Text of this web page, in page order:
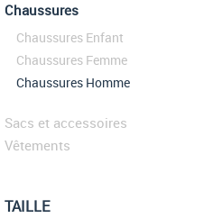
Chaussures
Chaussures Enfant
Chaussures Femme
Chaussures Homme
Sacs et accessoires
Vêtements
TAILLE